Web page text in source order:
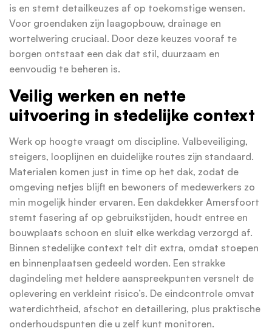
is en stemt detailkeuzes af op toekomstige wensen.
Voor groendaken zijn laagopbouw, drainage en
wortelwering cruciaal. Door deze keuzes vooraf te
borgen ontstaat een dak dat stil, duurzaam en
eenvoudig te beheren is.
Veilig werken en nette
uitvoering in stedelijke context
Werk op hoogte vraagt om discipline. Valbeveiliging,
steigers, looplijnen en duidelijke routes zijn standaard.
Materialen komen just in time op het dak, zodat de
omgeving netjes blijft en bewoners of medewerkers zo
min mogelijk hinder ervaren. Een dakdekker Amersfoort
stemt fasering af op gebruikstijden, houdt entree en
bouwplaats schoon en sluit elke werkdag verzorgd af.
Binnen stedelijke context telt dit extra, omdat stoepen
en binnenplaatsen gedeeld worden. Een strakke
dagindeling met heldere aanspreekpunten versnelt de
oplevering en verkleint risico’s. De eindcontrole omvat
waterdichtheid, afschot en detaillering, plus praktische
onderhoudspunten die u zelf kunt monitoren.